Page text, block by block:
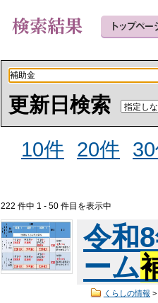
更新日検索
10件
20件
222 件中 1 - 50 件目を表示中
令和
ーム
くらしの情報 >